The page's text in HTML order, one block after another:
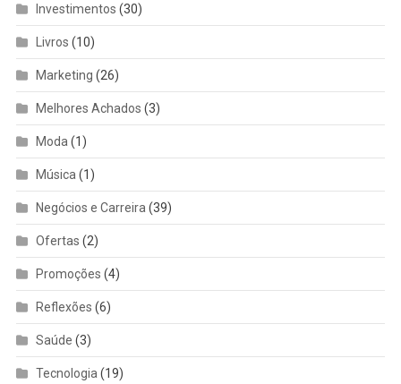
Investimentos (30)
Livros (10)
Marketing (26)
Melhores Achados (3)
Moda (1)
Música (1)
Negócios e Carreira (39)
Ofertas (2)
Promoções (4)
Reflexões (6)
Saúde (3)
Tecnologia (19)